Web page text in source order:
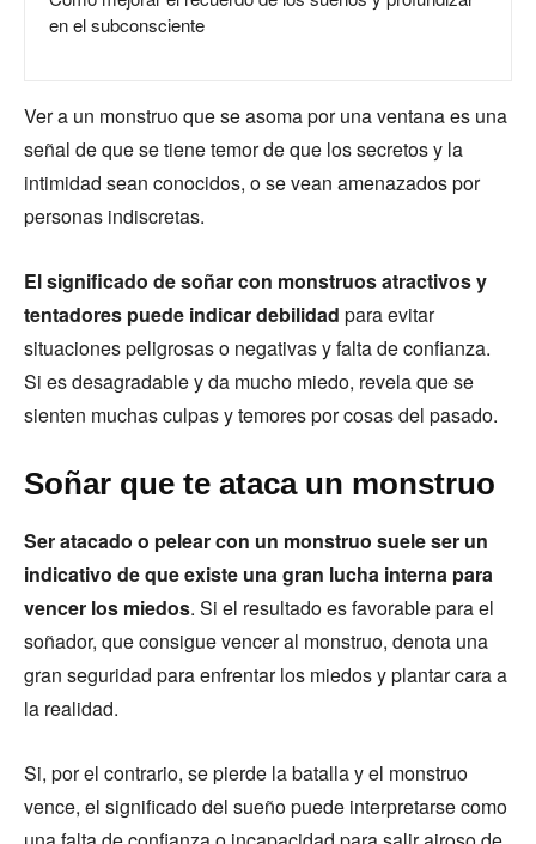
en el subconsciente
Ver a un monstruo que se asoma por una ventana es una
señal de que se tiene temor de que los secretos y la
intimidad sean conocidos, o se vean amenazados por
personas indiscretas.
El significado de soñar con monstruos atractivos y
tentadores puede indicar debilidad para evitar
situaciones peligrosas o negativas y falta de confianza.
Si es desagradable y da mucho miedo, revela que se
sienten muchas culpas y temores por cosas del pasado.
Soñar que te ataca un monstruo
Ser atacado o pelear con un monstruo suele ser un
indicativo de que existe una gran lucha interna para
vencer los miedos. Si el resultado es favorable para el
soñador, que consigue vencer al monstruo, denota una
gran seguridad para enfrentar los miedos y plantar cara a
la realidad.
Si, por el contrario, se pierde la batalla y el monstruo
vence, el significado del sueño puede interpretarse como